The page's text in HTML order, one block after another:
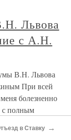
Львова
с А.Н.
В.Н. Львова
При всей
болезненно
с полным
в Ставку →